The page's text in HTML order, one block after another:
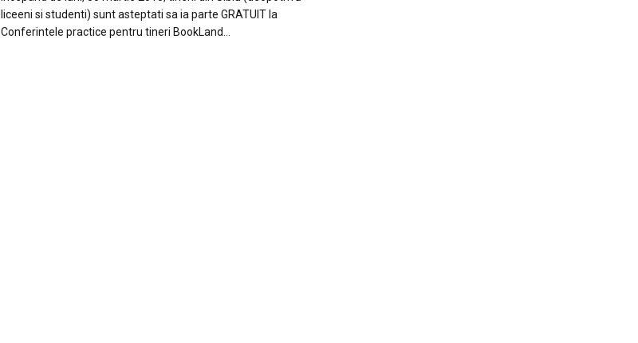
liceeni si studenti) sunt asteptati sa ia parte GRATUIT la
Conferintele practice pentru tineri BookLand…